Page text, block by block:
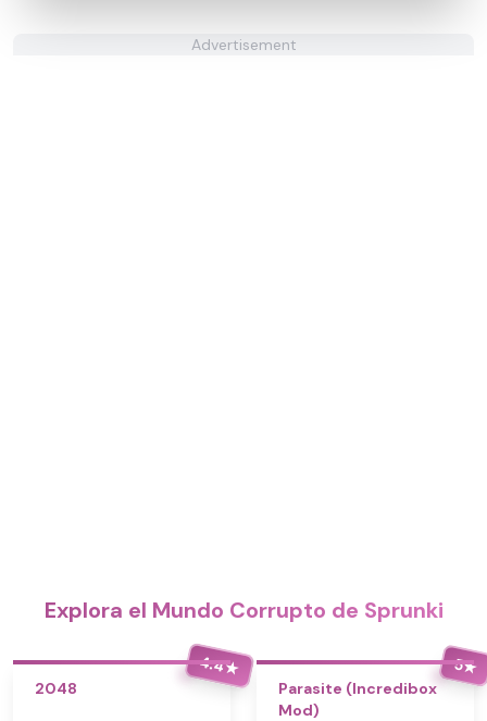
Advertisement
Explora el Mundo Corrupto de Sprunki
4.4★
2048
5★
Parasite (Incredibox
Mod)